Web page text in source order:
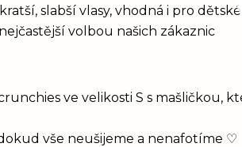
slabší vlasy, vhodná i pro
volbou našich zákaznic
ve velikosti S s mašličkou,
vše neušijeme a nenafotíme ♡